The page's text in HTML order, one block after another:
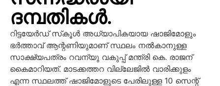
ദമ്പതികള്‍.
റിട്ടയേര്‍ഡ് സ്‌കൂള്‍ അധ്യാപികയായ ഷാജിമോളും
ഭര്‍ത്താവ് ആന്റണിയുമാണ് സ്ഥലം നല്‍കാനുള്ള
സാക്ഷ്യപത്രം റവന്യു വകുപ്പ് മന്ത്രി കെ. രാജന്
കൈമാറിയത്. മാടക്കത്തറ വില്ലേജില്‍ വാരിക്കുളം
എന്ന സ്ഥലത്ത് ഷാജിമോളുടെ പേരിലുള്ള 10 സെന്റ്